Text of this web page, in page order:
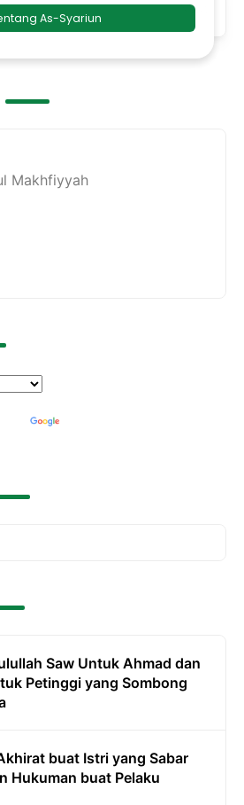
Next
Makhfiyyah
Saw Untuk Ahmad dan
Petinggi yang Sombong
buat Istri yang Sabar
Hukuman buat Pelaku